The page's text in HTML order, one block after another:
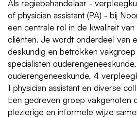
Als regiebehandelaar -
of physician assistant (PA) - bij
een centrale rol in de kwaliteit
cliënten. Je wordt onderdeel van
deskundig en betrokken vakgroep
specialisten ouderengeneeskunde,
ouderengeneeskunde, 4
1 physician assistant en diverse
Een gedreven groep vakgenoten
plezierige en informele wijze